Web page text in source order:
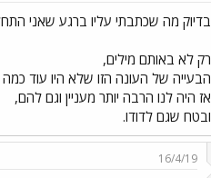
בדיוק מה שכתבתי עליו ברגע שאני
רק לא באותם מילים,
הבעייה של העונה הזו שלא היו עוד כמה
אז היה לנו הרבה יותר מעניין וגם להם,
ובטח שגם לדודו.
16/4/19